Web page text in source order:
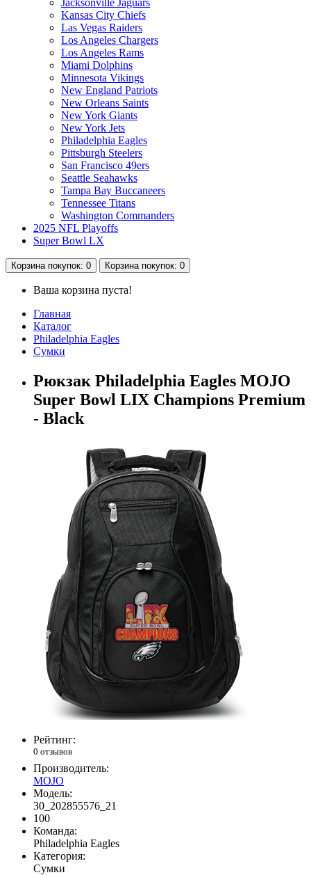
Kansas City Chiefs
Las Vegas Raiders
Los Angeles Chargers
Los Angeles Rams
Miami Dolphins
Minnesota Vikings
New England Patriots
New Orleans Saints
New York Giants
New York Jets
Philadelphia Eagles
Pittsburgh Steelers
San Francisco 49ers
Seattle Seahawks
Tampa Bay Buccaneers
Tennessee Titans
Washington Commanders
2025 NFL Playoffs
Super Bowl LX
Корзина покупок: 0 Корзина покупок: 0
Ваша корзина пуста!
Главная
Каталог
Philadelphia Eagles
Сумки
Рюкзак Philadelphia Eagles MOJO
Super Bowl LIX Champions Premium
- Black
Рейтинг:
0 отзывов
Производитель:
MOJO
Модель:
30_202855576_21
100
Команда:
Philadelphia Eagles
Категория:
Сумки